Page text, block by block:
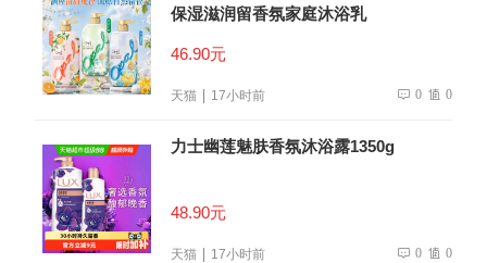
保湿滋润留香氛家庭沐浴乳
46.90元
天猫 17小时前 0 0
力士幽莲魅肤香氛沐浴露1350g
48.90元
天猫 17小时前 0 0